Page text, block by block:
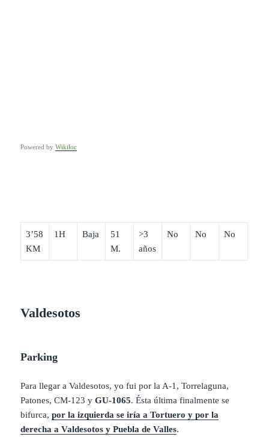
Powered byWikiloc
3’58
KM
1H Baja
51
M.
>3
años
No No No
Valdesotos
Parking
Para llegar a Valdesotos, yo fui por la A-1, Torrelaguna,
Patones, CM-123 yGU-1065. Ésta última finalmente se
bifurca,por la izquierda se iría a Tortuero y por la
derecha a Valdesotos y Puebla de Valles.